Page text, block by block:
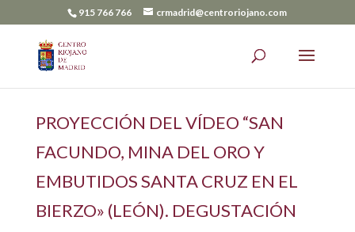
915 766 766 crmadrid@centroriojano.com
PROYECCIÓN DEL VÍDEO “SAN
FACUNDO, MINA DEL ORO Y
EMBUTIDOS SANTA CRUZ EN EL
BIERZO» (LEÓN). DEGUSTACIÓN